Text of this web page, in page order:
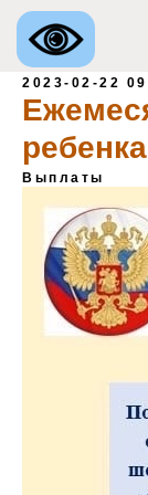
2023-02-22
ребенка
Выплаты